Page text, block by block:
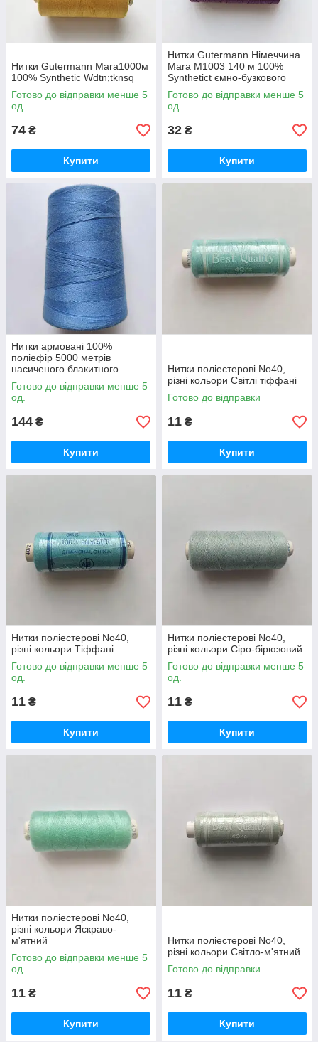
Нитки Gutermann Маra1000м
100% Synthetic Wdtn;tknsq
Готово до відправки менше 5
од.
74 ₴
Купити
Нитки Gutermann Німеччина
Mara M1003 140 м 100%
Synthetict ємно-бузкового
кольору
Готово до відправки менше 5
од.
32 ₴
Купити
Нитки армовані 100%
поліефір 5000 метрів
насиченого блакитного
кольору
Готово до відправки менше 5
од.
144 ₴
Купити
Нитки поліестерові No40,
різні кольори Світлі тіффані
Готово до відправки
11 ₴
Купити
Нитки поліестерові No40,
різні кольори Тіффані
Готово до відправки менше 5
од.
11 ₴
Купити
Нитки поліестерові No40,
різні кольори Сіро-бірюзовий
Готово до відправки менше 5
од.
11 ₴
Купити
Нитки поліестерові No40,
різні кольори Яскраво-
м'ятний
Готово до відправки менше 5
од.
11 ₴
Купити
Нитки поліестерові No40,
різні кольори Світло-м'ятний
Готово до відправки
11 ₴
Купити